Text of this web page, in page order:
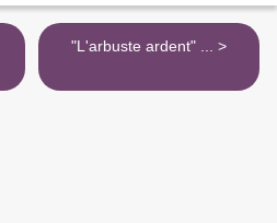
"L'arbuste ardent" ... >